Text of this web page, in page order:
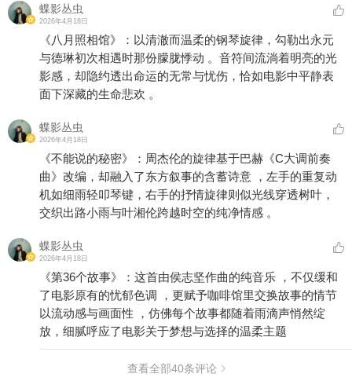
蝶影丛虫
2026年4月18日
《八月照相馆》：以清澈而温柔的钢琴旋律，勾勒出永元
与德琳初次相遇时那份朦胧悸动 。音符间流淌着明亮的光
影感，却隐约透出命运的无常与忧伤，恰如电影中平静表
面下深藏的生命悲欢 。
蝶影丛虫
2026年4月18日
《不能说的秘密》：周杰伦的旋律基于巴赫《C大调前奏
曲》改编，却融入了东方叙事的含蓄诗意 ，左手的重复动
机如细雨轻叩琴键，右手的抒情旋律则似光线穿透树叶，
交织出路小雨与叶湘伦跨越时空的纯净情感 。
蝶影丛虫
2026年4月18日
《第36个故事》：这首由侯志坚作曲的纯音乐 ，不仅缓和
了电影原有的忧郁色调 ，更赋予咖啡馆里交换故事的情节
以流动感与画面性 ，仿佛每个故事都随着雨滴声悄然绽
放，细腻呼应了电影关于梦想与选择的温柔主题
查看全部40条评论